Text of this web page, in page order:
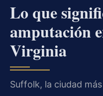
Lo que
amputación
Virginia
Suffolk, la ciudad